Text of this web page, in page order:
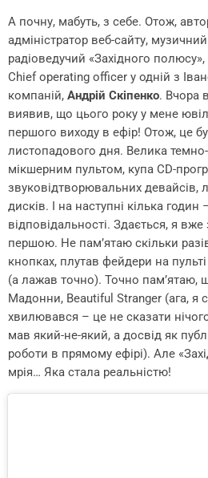
А почну, мабуть, з себе. Отож,
адміністратор веб-сайту,
радіоведучий «Західного
Chief operating officer у одній з
компаній, Андрій Скіпенко. Вчора
виявив, що цього року у мене
першого виходу в ефір! Отож, це
листопадового дня. Велика
мікшерним пультом, купа CD-
звуковідтворювальних девайсів,
дисків. І на наступні кілька
відповідальності. Здається, я
першою. Не пам’ятаю скільки
кнопках, плутав фейдери на
(а лажав точно). Точно пам’ятаю,
Мадонни, Beautiful Stranger (ага, я
хвилювався – це не сказати
мав який-не-який, а досвід як
роботи в прямому ефірі). Але
мрія… Яка стала реальністю!